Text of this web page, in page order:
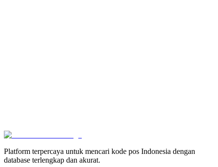
Platform terpercaya untuk mencari kode pos Indonesia dengan
database terlengkap dan akurat.